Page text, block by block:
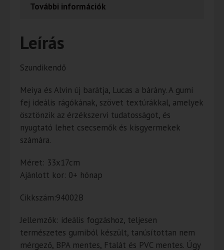
További információk
Leírás
Szundikendő
Meiya és Alvin új barátja, Lucas a bárány. A gumi
fej ideális rágókának, szövet textúrákkal, amelyek
ösztönzik az érzékszervi tudatosságot, és
nyugtató lehet csecsemők és kisgyermekek
számára.
Méret: 33x17cm
Ajánlott kor: 0+ hónap
Cikkszám:94002B
Jellemzők: ideális fogzáshoz, teljesen
természetes gumiból készült, tanúsítottan nem
mérgező, BPA mentes, Ftalát és PVC mentes. Úgy